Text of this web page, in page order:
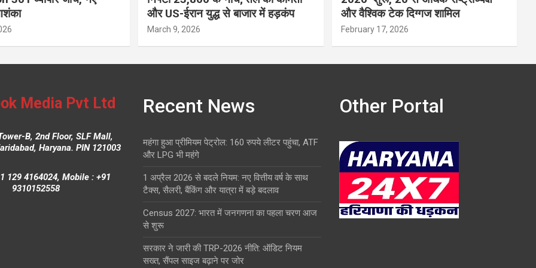
और US-ईरान युद्ध से बाजार में हड़कंप
March 9, 2026
और वैश्विक टेक दिग्गज शामिल
February 17, 2026
Media Pvt Ltd
B, 2nd Floor, SLF Mall,
Haryana. PIN 121003
129 4164024, Mobile : +91
9310152558
Recent News
महंगा हुआ प्रीमियम पेट्रोल: 160 रुपये लीटर पहुंचा, ATF
और LPG भी महंगे
1 अप्रैल 2026 से बदले नियम: नए वित्तीय वर्ष के साथ
टैक्स, सैलरी, बैंकिंग और यात्रा में बड़े बदलाव
Census 2027: भारत में जनगणना का पहला चरण आज
से शुरू
सरकार ने जारी की TRP-2026 नीति: ऑडिट नियम
सख्त, सैंपल साइज बढ़ाने पर जोर
Other Portal